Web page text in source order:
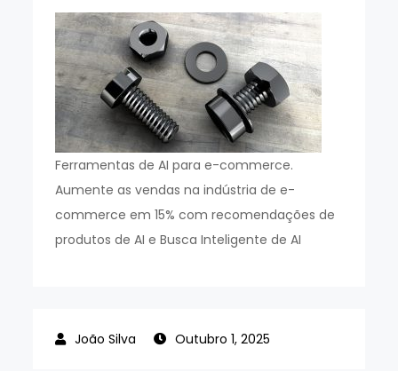
Ferramentas de AI para e-commerce.
Aumente as vendas na indústria de e-
commerce em 15% com recomendações de
produtos de AI e Busca Inteligente de AI
Outubro 1, 2025